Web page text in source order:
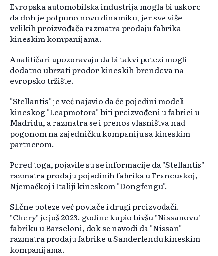
Evropska automobilska industrija mogla bi uskoro
da dobije potpuno novu dinamiku, jer sve više
velikih proizvođača razmatra prodaju fabrika
kineskim kompanijama.
Analitičari upozoravaju da bi takvi potezi mogli
dodatno ubrzati prodor kineskih brendova na
evropsko tržište.
"Stellantis" je već najavio da će pojedini modeli
kineskog "Leapmotora" biti proizvođeni u fabrici u
Madridu, a razmatra se i prenos vlasništva nad
pogonom na zajedničku kompaniju sa kineskim
partnerom.
Pored toga, pojavile su se informacije da "Stellantis"
razmatra prodaju pojedinih fabrika u Francuskoj,
Njemačkoj i Italiji kineskom "Dongfengu".
Slične poteze već povlače i drugi proizvođači.
"Chery" je još 2023. godine kupio bivšu "Nissanovu"
fabriku u Barseloni, dok se navodi da "Nissan"
razmatra prodaju fabrike u Sanderlendu kineskim
kompanijama.